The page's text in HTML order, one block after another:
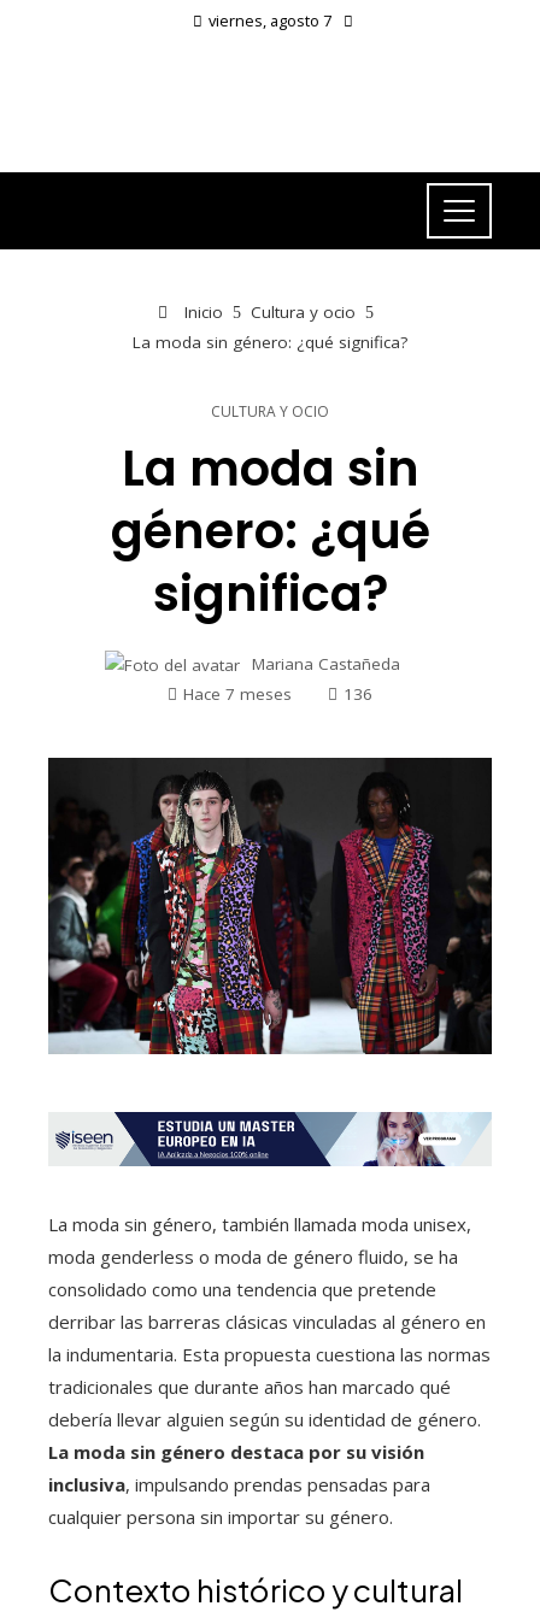
viernes, agosto 7
Inicio
Cultura y ocio
La moda sin género: ¿qué significa?
CULTURA Y OCIO
La moda sin
género: ¿qué
significa?
Mariana Castañeda
Hace 7 meses
136
La moda sin género, también llamada moda unisex,
moda genderless o moda de género fluido, se ha
consolidado como una tendencia que pretende
derribar las barreras clásicas vinculadas al género en
la indumentaria. Esta propuesta cuestiona las normas
tradicionales que durante años han marcado qué
debería llevar alguien según su identidad de género.
La moda sin género destaca por su visión
inclusiva, impulsando prendas pensadas para
cualquier persona sin importar su género.
Contexto histórico y cultural